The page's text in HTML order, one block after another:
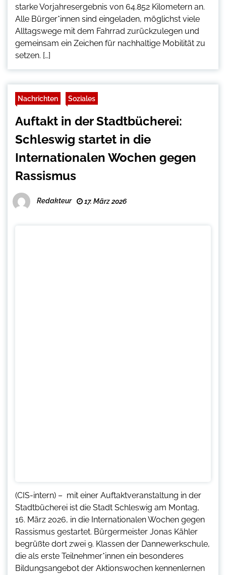
starke Vorjahresergebnis von 64.852 Kilometern an.
Alle Bürger*innen sind eingeladen, möglichst viele
Alltagswege mit dem Fahrrad zurückzulegen und
gemeinsam ein Zeichen für nachhaltige Mobilität zu
setzen. […]
Nachrichten Soziales
Auftakt in der Stadtbücherei:
Schleswig startet in die
Internationalen Wochen gegen
Rassismus
Redakteur 17. März 2026
(CIS-intern) – mit einer Auftaktveranstaltung in der
Stadtbücherei ist die Stadt Schleswig am Montag,
16. März 2026, in die Internationalen Wochen gegen
Rassismus gestartet. Bürgermeister Jonas Kähler
begrüßte dort zwei 9. Klassen der Dannewerkschule,
die als erste Teilnehmer*innen ein besonderes
Bildungsangebot der Aktionswochen kennenlernen